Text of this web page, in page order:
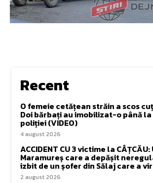
Recent
O femeie cetățean străin a scos
Doi bărbați au imobilizat-o până
poliției (VIDEO)
4 august 2026
ACCIDENT CU 3 victime la
Maramureș care a depășit
izbit de un șofer din Sălaj care a
2 august 2026